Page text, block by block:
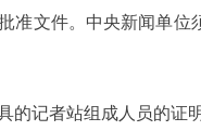
文件。中央新闻单位
记者站组成人员的证